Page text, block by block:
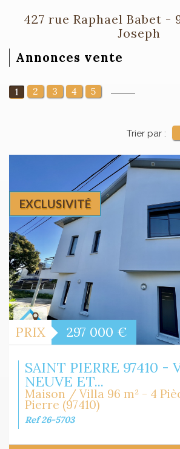
427 rue Raphael Babet -
Joseph
Annonces vente
1 2 3 4 5
Trier par :
EXCLUSIVITÉ
PRIX 297 000 €
SAINT PIERRE 97410 -
NEUVE ET...
Maison / Villa 96 m² - 4
Pierre (97410)
Ref 26-5703